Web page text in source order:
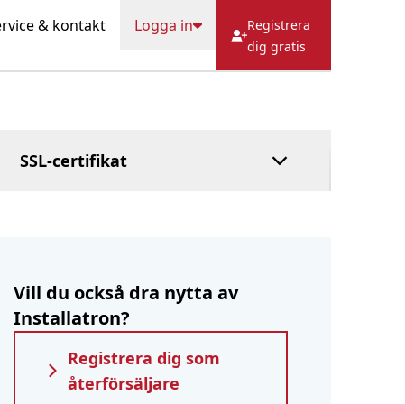
& kontakt Logga in
Registrera
dig gratis
SSL-certifikat
Förvaltarservice
Betala i efterhand
Vill du också dra nytta av
Installatron?
Registrera dig som
återförsäljare